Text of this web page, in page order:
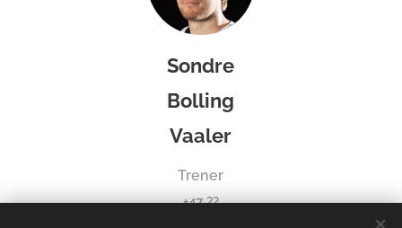
Sondre
Bolling
Vaaler
Trener
+47 ??